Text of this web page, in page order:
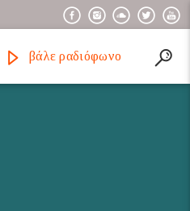
βάλε ραδιόφωνο